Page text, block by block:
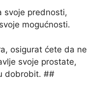
svoje prednosti,
mogućnosti.
osigurat ćete da ne
svoje prostate,
dobrobit. ##